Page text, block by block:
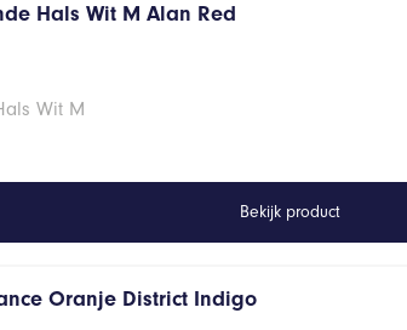
Hals Wit M Alan Red
Wit M
Bekijk product
Oranje District Indigo